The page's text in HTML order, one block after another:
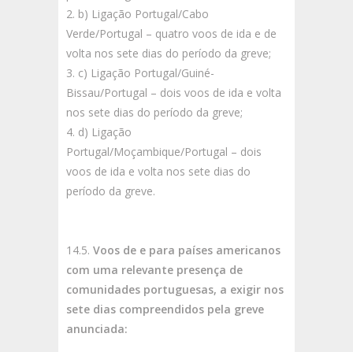
b) Ligação Portugal/Cabo
Verde/Portugal – quatro voos de ida e de
volta nos sete dias do período da greve;
c) Ligação Portugal/Guiné-
Bissau/Portugal – dois voos de ida e volta
nos sete dias do período da greve;
d) Ligação
Portugal/Moçambique/Portugal – dois
voos de ida e volta nos sete dias do
período da greve.
14.5. Voos de e para países americanos
com uma relevante presença de
comunidades portuguesas, a exigir nos
sete dias compreendidos pela greve
anunciada: